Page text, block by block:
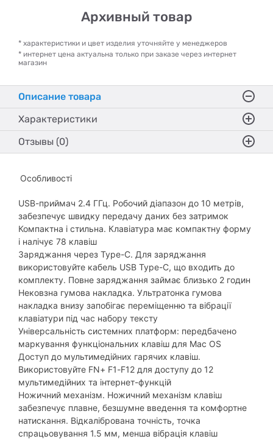
Архивный товар
* характеристики и цвет изделия уточняйте у менеджеров
* интернет цена актуальна только при заказе через интернет
магазин
Описание товара
Характеристики
Отзывы (0)
Особливості
USB-приймач 2.4 ГГц. Робочий діапазон до 10 метрів,
забезпечує швидку передачу даних без затримок
Компактна і стильна. Клавіатура має компактну форму
і налічує 78 клавіш
Заряджання через Type-C. Для заряджання
використовуйте кабель USB Type-C, що входить до
комплекту. Повне заряджання займає близько 2 годин
Нековзна гумова накладка. Ультратонка гумова
накладка внизу запобігає переміщенню та вібрації
клавіатури під час набору тексту
Універсальність системних платформ: передбачено
маркування функціональних клавіш для Mac OS
Доступ до мультимедійних гарячих клавіш.
Використовуйте FN+ F1-F12 для доступу до 12
мультимедійних та інтернет-функцій
Ножичний механізм. Ножичний механізм клавіш
забезпечує плавне, безшумне введення та комфортне
натискання. Відкалібрована точність, точка
спрацьовування 1.5 мм, менша вібрація клавіш